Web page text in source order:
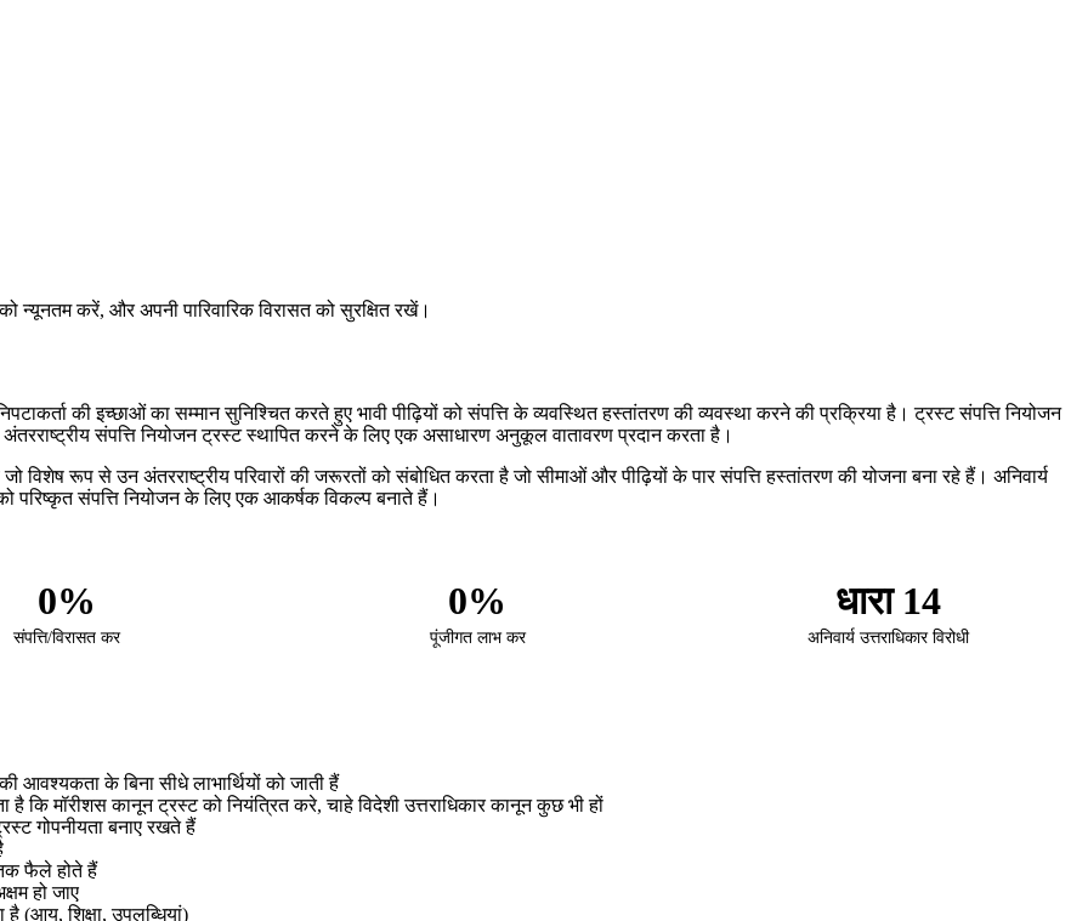
न्यूनतम करें, और अपनी पारिवारिक विरासत को सुरक्षित रखें।
की इच्छाओं का सम्मान सुनिश्चित करते हुए भावी पीढ़ियों को संपत्ति के व्यवस्थित हस्तांतरण की व्यवस्था करने की प्रक्रिया है। ट्रस्ट संपत्ति नियोजन
संपत्ति नियोजन ट्रस्ट स्थापित करने के लिए एक असाधारण अनुकूल वातावरण प्रदान करता है।
रूप से उन अंतरराष्ट्रीय परिवारों की जरूरतों को संबोधित करता है जो सीमाओं और पीढ़ियों के पार संपत्ति हस्तांतरण की योजना बना रहे हैं। अनिवार्य
परिष्कृत संपत्ति नियोजन के लिए एक आकर्षक विकल्प बनाते हैं।
0%
संपत्ति/विरासत कर
0%
पूंजीगत लाभ कर
धारा 14
अनिवार्य उत्तराधिकार विरोधी
आवश्यकता के बिना सीधे लाभार्थियों को जाती हैं
कि मॉरीशस कानून ट्रस्ट को नियंत्रित करे, चाहे विदेशी उत्तराधिकार कानून कुछ भी हों
गोपनीयता बनाए रखते हैं
फैले होते हैं
हो जाए
है (आयु, शिक्षा, उपलब्धियां)